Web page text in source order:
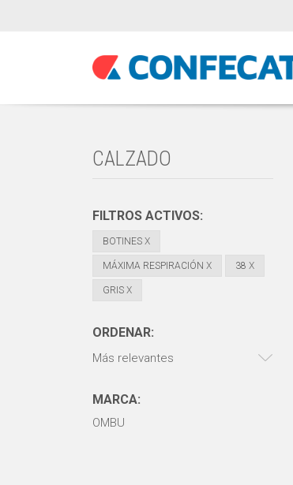
CALZADO
FILTROS ACTIVOS:
BOTINES X
MÁXIMA RESPIRACIÓN X 38 X
GRIS X
ORDENAR:
Más relevantes
MARCA:
OMBU